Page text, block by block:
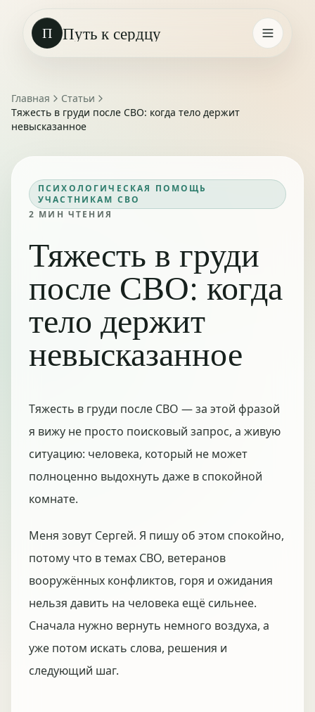
П Путь к сердцу
Главная
Статьи
Тяжесть в груди после СВО: когда тело держит
невысказанное
ПСИХОЛОГИЧЕСКАЯ ПОМОЩЬ
УЧАСТНИКАМ СВО
2 МИН ЧТЕНИЯ
Тяжесть в груди
после СВО: когда
тело держит
невысказанное
Тяжесть в груди после СВО — за этой фразой
я вижу не просто поисковый запрос, а живую
ситуацию: человека, который не может
полноценно выдохнуть даже в спокойной
комнате.
Меня зовут Сергей. Я пишу об этом спокойно,
потому что в темах СВО, ветеранов
вооружённых конфликтов, горя и ожидания
нельзя давить на человека ещё сильнее.
Сначала нужно вернуть немного воздуха, а
уже потом искать слова, решения и
следующий шаг.